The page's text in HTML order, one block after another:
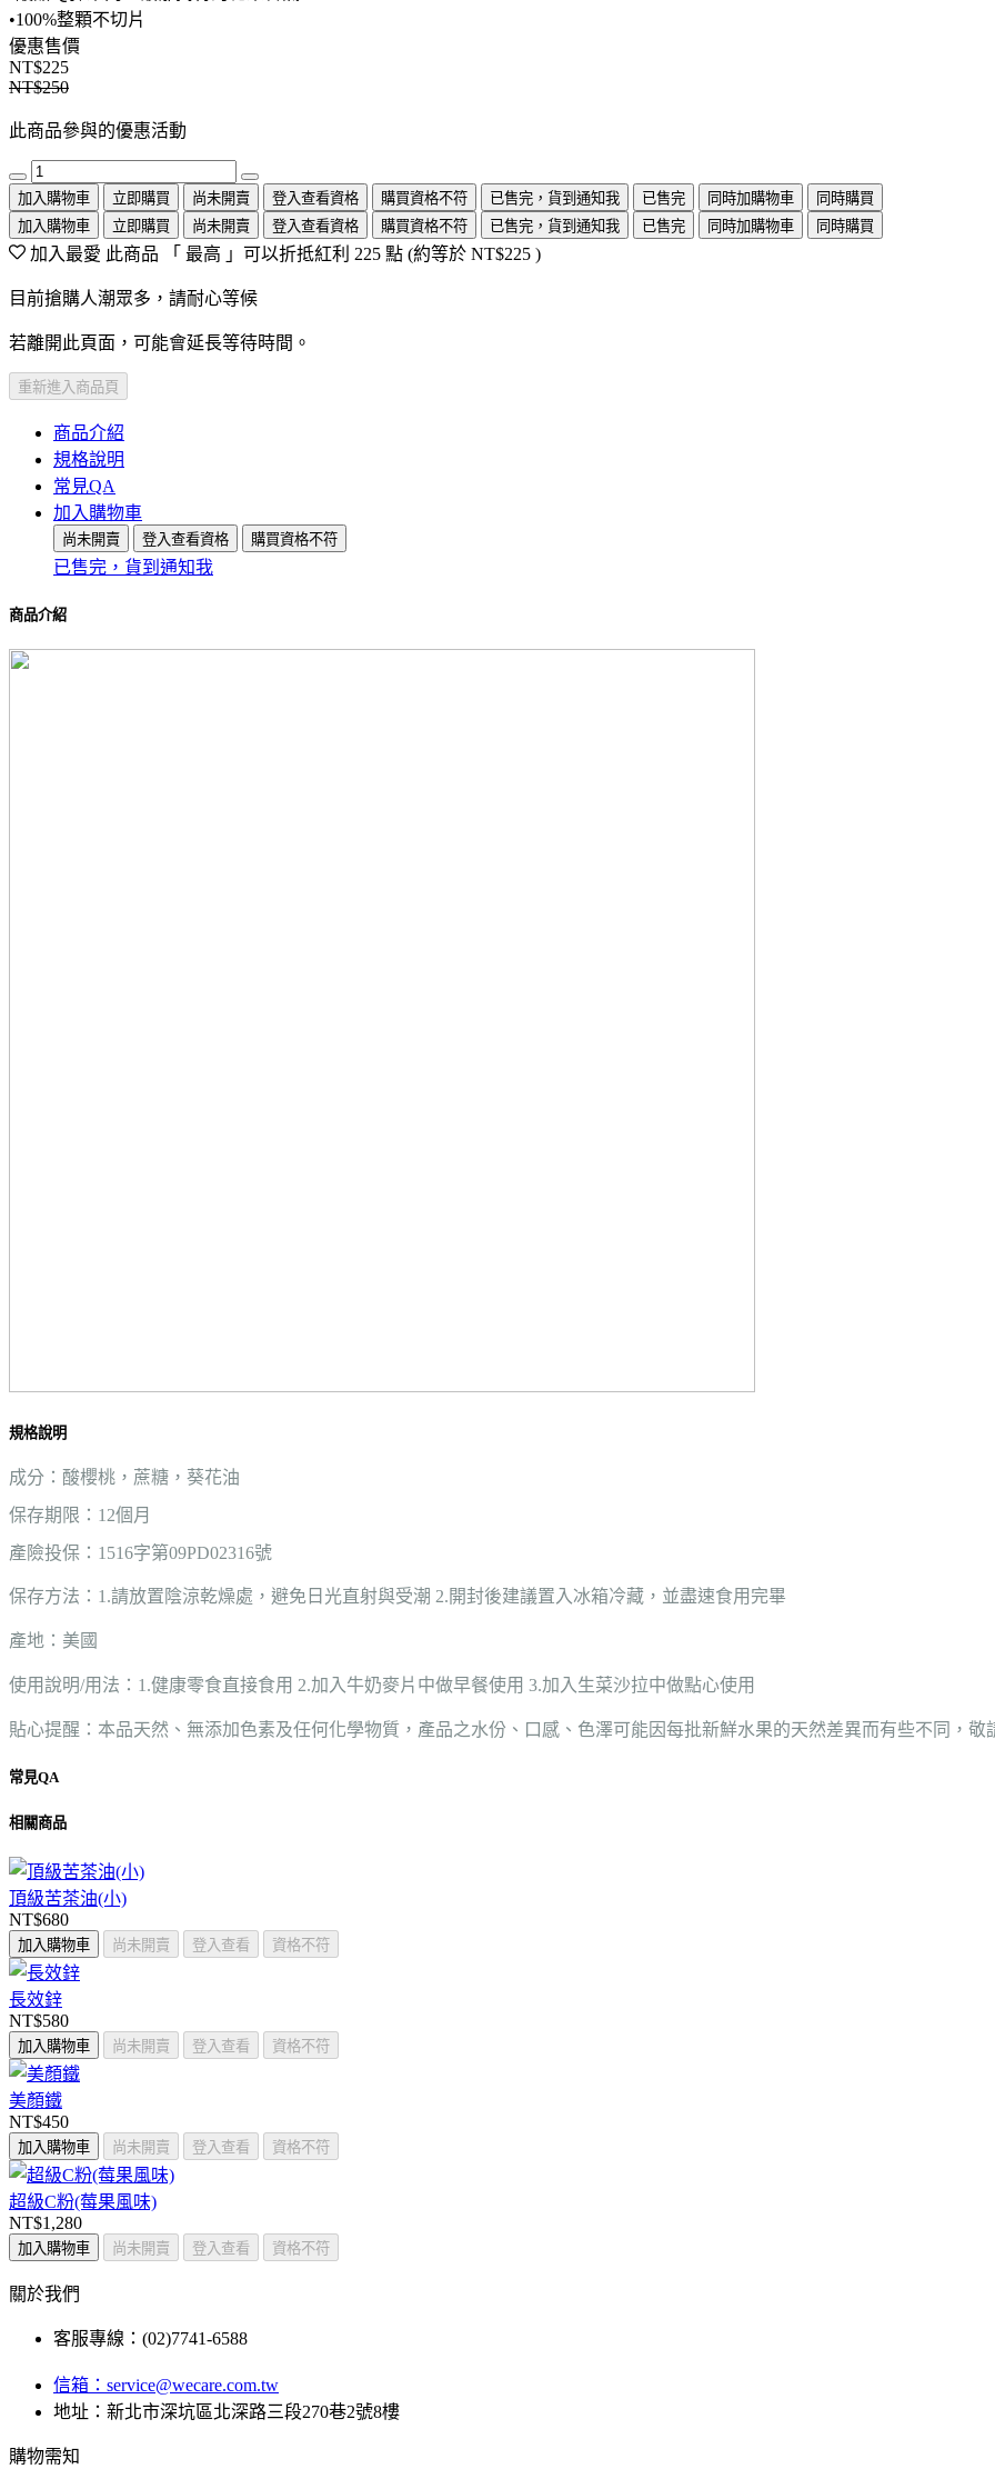
•100%整顆不切片
優惠售價
NT$225
NT$250
此商品參與的優惠活動
加入購物車 立即購買 尚未開賣 登入查看資格 購買資格不符 已售完，貨到通知我 已售完 同時加購物車
同時購買
加入購物車
立即購買 尚未開賣 登入查看資格 購買資格不符 已售完，貨到通知我 已售完 同時加購物車 同時購買
加入最愛 此商品 「 最高 」可以折抵紅利 225 點 (約等於 NT$225 )
目前搶購人潮眾多，請耐心等候
若離開此頁面，可能會延長等待時間。
重新進入商品頁
商品介紹
規格說明
常見QA
加入購物車
尚未開賣 登入查看資格 購買資格不符
已售完，貨到通知我
商品介紹
規格說明
成分：酸櫻桃，蔗糖，葵花油
保存期限：12個月
產險投保：1516字第09PD02316號
保存方法：1.請放置陰涼乾燥處，避免日光直射與受潮 2.開封後建議置入冰箱冷藏，並盡速食用完畢
產地 ：美國
使用說明/用法：1.健康零食直接食用 2.加入牛奶麥片中做早餐使用 3.加入生菜沙拉中做點心使用
貼心提醒：本品天然、無添加色素及任何化學物質，產品之水份、口感、色澤可能因每批新鮮水果的天然差異而有些不同，敬
常見QA
相關商品
頂級苦茶油(小)
NT$680
加入購物車 尚未開賣 登入查看 資格不符
長效鋅
NT$580
加入購物車 尚未開賣 登入查看 資格不符
美顏鐵
NT$450
加入購物車 尚未開賣 登入查看 資格不符
超級C粉(莓果風味)
NT$1,280
加入購物車 尚未開賣 登入查看 資格不符
關於我們
客服專線：(02)7741-6588
信箱： service@wecare.com.tw
地址：新北市深坑區北深路三段270巷2號8樓
購物需知